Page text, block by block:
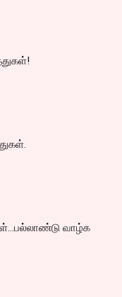
வாழ்க